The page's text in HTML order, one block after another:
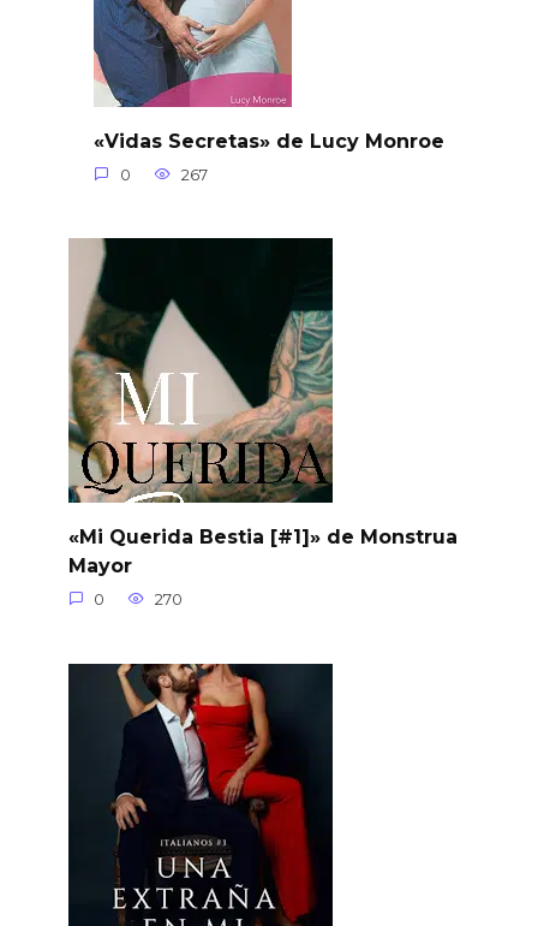
«Vidas Secretas» de Lucy Monroe
0 267
«Mi Querida Bestia [#1]» de Monstrua
Mayor
0 270